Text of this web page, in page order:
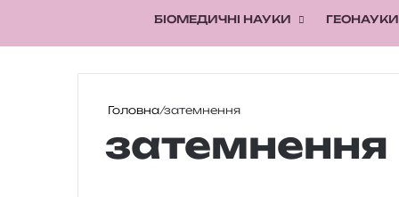
БІОМЕДИЧНІ НАУКИ ГЕОНАУКИ
Головна/затемнення
затемнення